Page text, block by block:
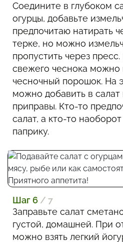
Соедините в глубоком
огурцы, добавьте
предпочитаю натирать
терке, но можно
пропустить через
свежего чеснока можно
чесночный порошок. На
можно добавить в
приправы. Кто-то
салат, а кто-то
паприку.
Шаг 6 / 7
Заправьте салат
густой, домашней. При
можно взять легкий